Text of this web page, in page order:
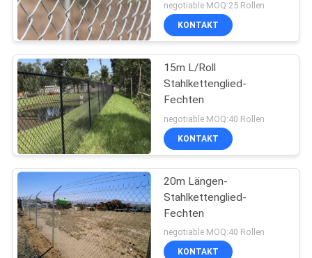
negotiable MOQ:25 Rollen
KONTAKT
15m L/Roll
Stahlkettenglied-
Fechten
negotiable MOQ:40 Rollen
KONTAKT
20m Längen-
Stahlkettenglied-
Fechten
negotiable MOQ:40 Rollen
KONTAKT